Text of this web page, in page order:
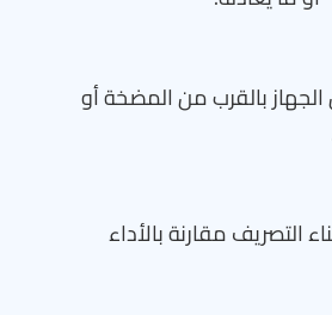
بالقرب من المضخة أو
التصريف مقارنة بالأداء